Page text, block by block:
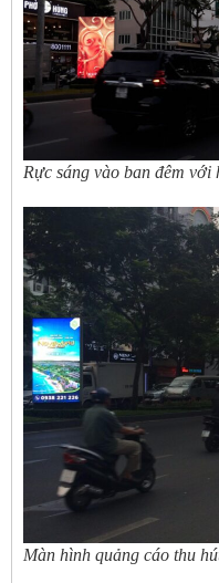
Rực sáng vào ban đêm
Màn hình quảng cáo thu